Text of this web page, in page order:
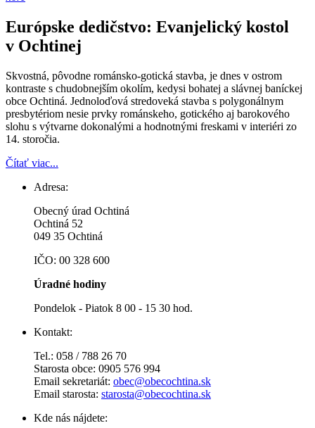
Európske dedičstvo: Evanjelický kostol
v Ochtinej
Skvostná, pôvodne románsko-gotická stavba, je dnes v ostrom
kontraste s chudobnejším okolím, kedysi bohatej a slávnej baníckej
obce Ochtiná. Jednoloďová stredoveká stavba s polygonálnym
presbytériom nesie prvky románskeho, gotického aj barokového
slohu s výtvarne dokonalými a hodnotnými freskami v interiéri zo
14. storočia.
Čítať viac...
Adresa:
Obecný úrad Ochtiná
Ochtiná 52
049 35 Ochtiná
IČO: 00 328 600
Úradné hodiny
Pondelok - Piatok 8 00 - 15 30 hod.
Kontakt:
Tel.: 058 / 788 26 70
Starosta obce: 0905 576 994
Email sekretariát: obec@obecochtina.sk
Email starosta: starosta@obecochtina.sk
Kde nás nájdete: